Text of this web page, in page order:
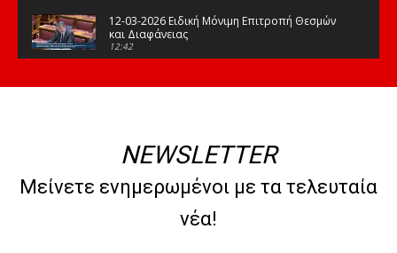
12-03-2026 Ειδική Μόνιμη Επιτροπή Θεσμών
και Διαφάνειας
12:42
της Βουλής
08:47
10-02-2026 Διαρκής Επιτροπή Μορφωτικών
Υποθέσεων
NEWSLETTER
Μείνετε ενημερωμένοι με τα τελευταία
νέα!